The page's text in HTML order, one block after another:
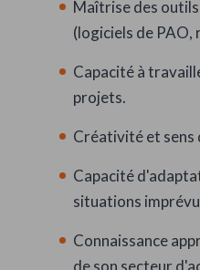
Maîtrise des
(logiciels de PAO,
Capacité à
projets.
Créativité et sens
Capacité
situations
Connaissance
de son secteur